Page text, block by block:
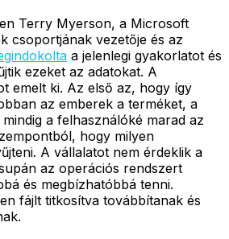
Terry Myerson, a Microsoft
csoportjának vezetője és az
a jelenlegi gyakorlatot és
ezeket az adatokat. A
emelt ki. Az első az, hogy így
az emberek a terméket, a
a felhasználóké marad az
hogy milyen
A vállalatot nem érdeklik a
az operációs rendszert
és megbízhatóbbá tenni.
fájlt titkosítva továbbítanak és